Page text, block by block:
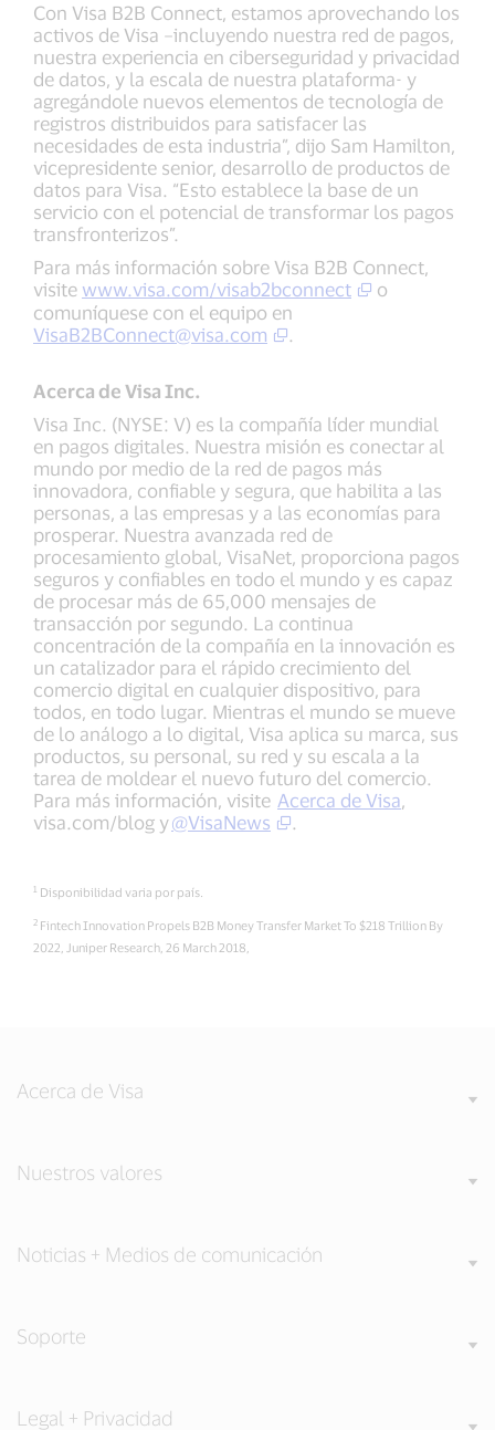
Con Visa B2B Connect, estamos aprovechando los
activos de Visa –incluyendo nuestra red de pagos,
nuestra experiencia en ciberseguridad y privacidad
de datos, y la escala de nuestra plataforma- y
agregándole nuevos elementos de tecnología de
registros distribuidos para satisfacer las
necesidades de esta industria”, dijo Sam Hamilton,
vicepresidente senior, desarrollo de productos de
datos para Visa. “Esto establece la base de un
servicio con el potencial de transformar los pagos
transfronterizos”.
Para más información sobre Visa B2B Connect,
visite www.visa.com/visab2bconnect
o
comuníquese con el equipo en
VisaB2BConnect@visa.com
.
Acerca de Visa Inc.
Visa Inc. (NYSE: V) es la compañía líder mundial
en pagos digitales. Nuestra misión es conectar al
mundo por medio de la red de pagos más
innovadora, confiable y segura, que habilita a las
personas, a las empresas y a las economías para
prosperar. Nuestra avanzada red de
procesamiento global, VisaNet, proporciona pagos
seguros y confiables en todo el mundo y es capaz
de procesar más de 65,000 mensajes de
transacción por segundo. La continua
concentración de la compañía en la innovación es
un catalizador para el rápido crecimiento del
comercio digital en cualquier dispositivo, para
todos, en todo lugar. Mientras el mundo se mueve
de lo análogo a lo digital, Visa aplica su marca, sus
productos, su personal, su red y su escala a la
tarea de moldear el nuevo futuro del comercio.
Para más información, visite Acerca de Visa,
visa.com/blog y@VisaNews .
1 Disponibilidad varia por país.
2 Fintech Innovation Propels B2B Money Transfer Market To $218 Trillion By
2022, Juniper Research, 26 March 2018,
Acerca de Visa
Nuestros valores
Noticias + Medios de comunicación
Soporte
Legal + Privacidad